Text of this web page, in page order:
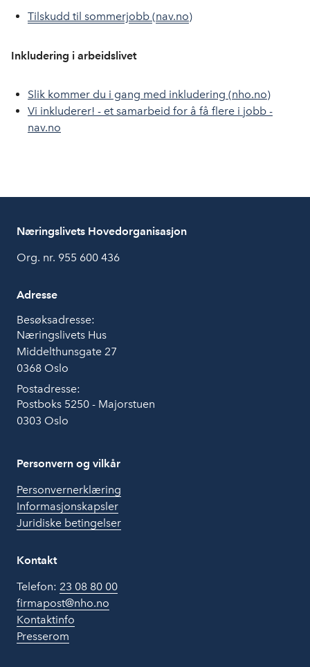
Tilskudd til sommerjobb (nav.no)
Inkludering i arbeidslivet
Slik kommer du i gang med inkludering (nho.no)
Vi inkluderer! - et samarbeid for å få flere i jobb -
nav.no
Næringslivets Hovedorganisasjon
Org. nr. 955 600 436
Adresse
Besøksadresse:
Næringslivets Hus
Middelthunsgate 27
0368 Oslo
Postadresse:
Postboks 5250 - Majorstuen
0303 Oslo
Personvern og vilkår
Personvernerklæring
Informasjonskapsler
Juridiske betingelser
Kontakt
Telefon: 23 08 80 00
firmapost@nho.no
Kontaktinfo
Presserom